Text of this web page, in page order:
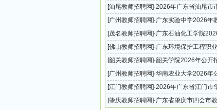
教师招聘89名公告（第二批）
[汕尾教师招聘网]·2026年广东省汕尾市
公开选聘教师公告
[广州教师招聘网]·广东实验中学2026年
公告（第一批）
[茂名教师招聘网]·广东石油化工学院
招聘工作人员公告
[佛山教师招聘网]·广东环境保护工程职
2026年第一批公开招聘事业编制工作人
[韶关教师招聘网]·韶关学院2026年公开
次人才（博士）公告
[广州教师招聘网]·华南农业大学2026年
专业技术人员（第二批）公告
[江门教师招聘网]·2026年广东省江门市
教师招聘公告
[肇庆教师招聘网]·广东省肇庆市四会市